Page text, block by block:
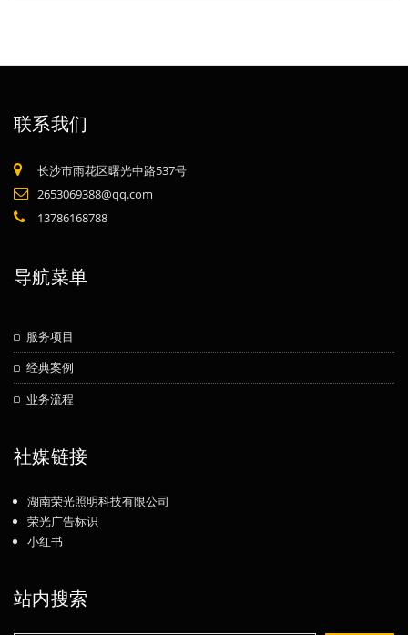
联系我们
长沙市雨花区曙光中路537号
2653069388@qq.com
13786168788
导航菜单
服务项目
经典案例
业务流程
社媒链接
湖南荣光照明科技有限公司
荣光广告标识
小红书
站内搜索